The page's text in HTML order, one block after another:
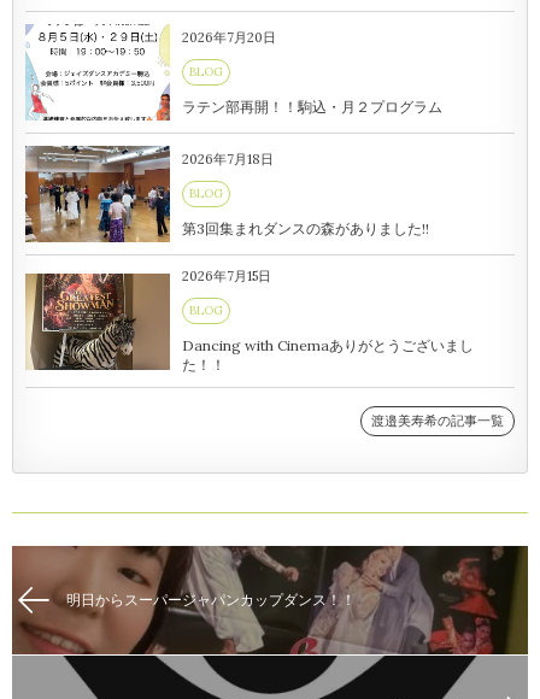
2026年7月20日
BLOG
ラテン部再開！！駒込・月２プログラム
2026年7月18日
BLOG
第3回集まれダンスの森がありました!!
2026年7月15日
BLOG
Dancing with Cinemaありがとうございまし
た！！
渡邉美寿希の記事一覧
明日からスーパージャパンカップダンス！！